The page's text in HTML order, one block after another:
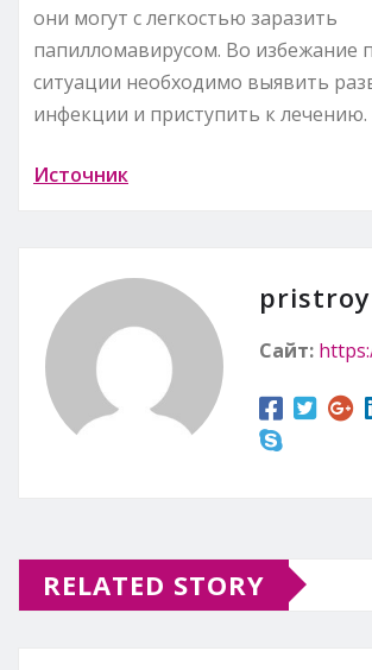
они могут с легкостью заразить
папилломавирусом. Во избежание
ситуации необходимо выявить
инфекции и приступить к лечению.
Источник
Сайт:
RELATED STORY